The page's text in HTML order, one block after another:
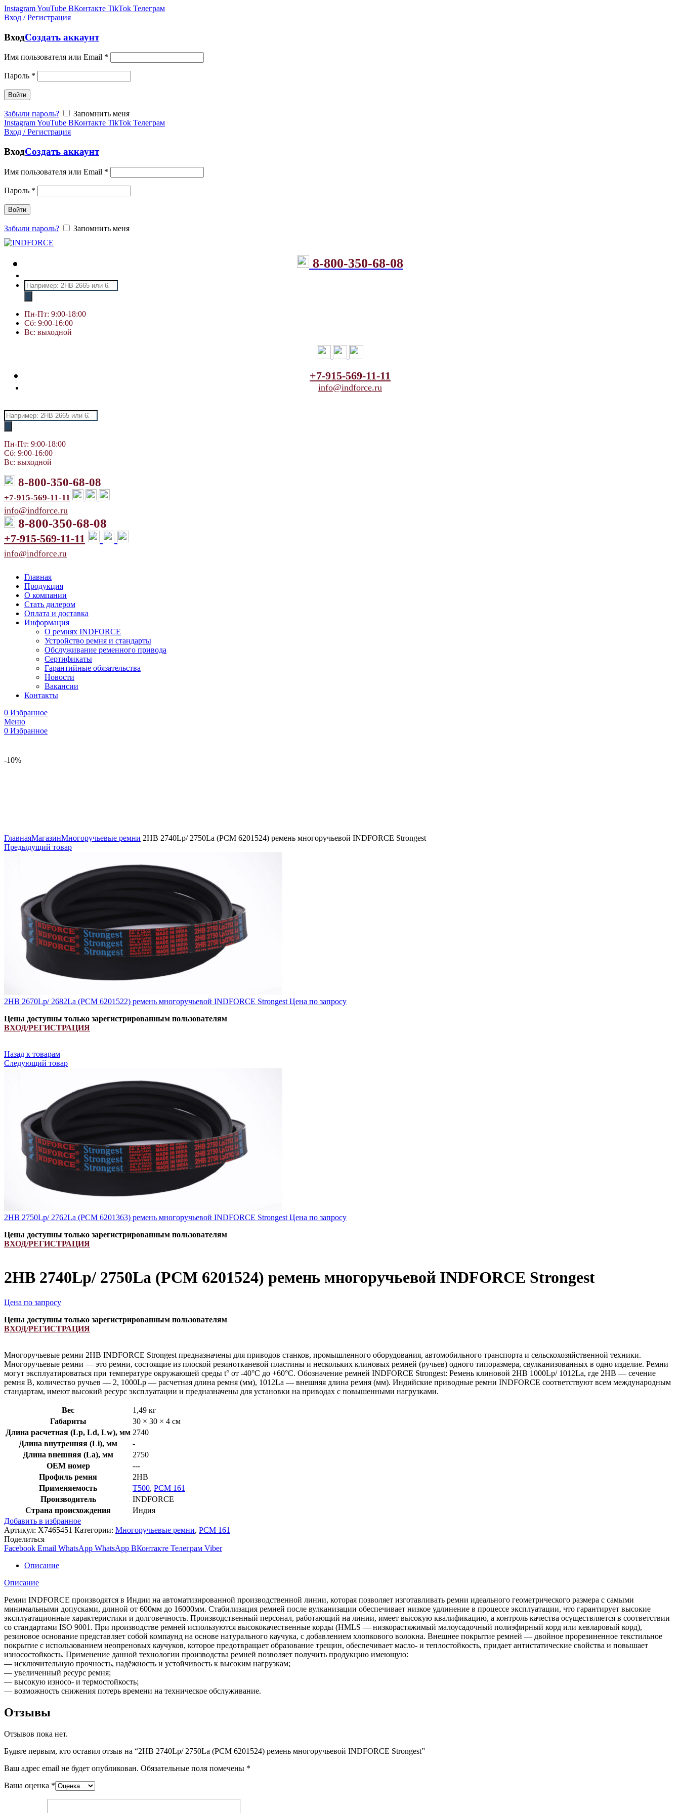
InstagramYouTube ВКонтакте TikTok Телеграм
Вход / Регистрация
ВходСоздать аккаунт
Имя пользователя или Email *
Пароль *
Войти
Забыли пароль?
Запомнить меня
InstagramYouTube ВКонтакте TikTok Телеграм
Вход / Регистрация
ВходСоздать аккаунт
Имя пользователя или Email *
Пароль *
Войти
Забыли пароль? Запомнить меня
8-800-350-68-08
Поиск
товаров
Пн-Пт: 9:00-18:00
Сб: 9:00-16:00
Вс: выходной
+7-915-569-11-11
info@indforce.ru
Поиск
товаров
Пн-Пт: 9:00-18:00
Сб: 9:00-16:00
Вс: выходной
8-800-350-68-08
+7-915-569-11-11
info@indforce.ru
8-800-350-68-08
+7-915-569-11-11
info@indforce.ru
Главная
Продукция
О компании
Стать дилером
Оплата и доставка
Информация
О ремнях INDFORCE
Устройство ремня и стандарты
Обслуживание ременного привода
Сертификаты
Гарантийные обязательства
Новости
Вакансии
Контакты
0 Избранное
Меню
0 Избранное
-10%
ГлавнаяМагазинМногоручьевые ремни 2HB 2740Lp/ 2750La (РСМ 6201524) ремень многоручьевой INDFORCE Strongest
Предыдущий товар
2HB 2670Lp/ 2682La (PCM 6201522) ремень многоручьевой INDFORCE Strongest Цена по запросу
Цены доступны только зарегистрированным пользователям
ВХОД/РЕГИСТРАЦИЯ
Назад к товарам
Следующий товар
2HB 2750Lp/ 2762La (PCM 6201363) ремень многоручьевой INDFORCE Strongest Цена по запросу
Цены доступны только зарегистрированным пользователям
ВХОД/РЕГИСТРАЦИЯ
2HB 2740Lp/ 2750La (РСМ 6201524) ремень многоручьевой INDFORCE Strongest
Цена по запросу
Цены доступны только зарегистрированным пользователям
ВХОД/РЕГИСТРАЦИЯ
Многоручьевые ремни 2HB INDFORCE Strongest предназначены для приводов станков, промышленного оборудования, автомобильного транспорта и сельскохозяйственной техники.
Многоручьевые ремни — это ремни, состоящие из плоской резинотканевой пластины и нескольких клиновых ремней (ручьев) одного типоразмера, свулканизованных в одно изделие. Ремни
могут эксплуатироваться при температуре окружающей среды t° от -40°С до +60°С. Обозначение ремней INDFORCE Strongest: Ремень клиновой 2HB 1000Lp/ 1012La, где 2HB — сечение
ремня B, количество ручьев — 2, 1000Lp — расчетная длина ремня (мм), 1012La — внешняя длина ремня (мм). Индийские приводные ремни INDFORCE соответствуют всем международным
стандартам, имеют высокий ресурс эксплуатации и предназначены для установки на приводах с повышенными нагрузками.
Вес
1,49 кг
Габариты
30 × 30 × 4 см
Длина расчетная (Lp, Ld, Lw), мм 2740
Длина внутренняя (Li), мм
-
Длина внешняя (La), мм
2750
OEM номер
---
Профиль ремня
2HB
Применяемость
T500, РСМ 161
Производитель
INDFORCE
Страна происхождения
Индия
Добавить в избранное
Артикул: X7465451 Категории: Многоручьевые ремни, РСМ 161
Поделиться
Facebook Email WhatsApp WhatsApp ВКонтакте Телеграм Viber
Описание
Описание
Ремни INDFORCE производятся в Индии на автоматизированной производственной линии, которая позволяет изготавливать ремни идеального геометрического размера с самыми
минимальными допусками, длиной от 600мм до 16000мм. Стабилизация ремней после вулканизации обеспечивает низкое удлинение в процессе эксплуатации, что гарантирует высокие
эксплуатационные характеристики и долговечность. Производственный персонал, работающий на линии, имеет высокую квалификацию, а контроль качества осуществляется в соответствии
со стандартами ISO 9001. При производстве ремней используются высококачественные корды (HMLS — низкорастяжимый малоусадочный полиэфирный корд или кевларовый корд),
резиновое основание представляет собой компаунд на основе натурального каучука, с добавлением хлопкового волокна. Внешнее покрытие ремней — двойное прорезиненное текстильное
покрытие с использованием неопреновых каучуков, которое предотвращает образование трещин, обеспечивает масло- и теплостойкость, придает антистатические свойства и повышает
износостойкость. Применение данной технологии производства ремней позволяет получить продукцию имеющую:
— исключительную прочность, надёжность и устойчивость к высоким нагрузкам;
— увеличенный ресурс ремня;
— высокую износо- и термостойкость;
— возможность снижения потерь времени на техническое обслуживание.
Отзывы
Отзывов пока нет.
Будьте первым, кто оставил отзыв на “2HB 2740Lp/ 2750La (РСМ 6201524) ремень многоручьевой INDFORCE Strongest”
Ваш адрес email не будет опубликован. Обязательные поля помечены *
Ваша оценка *